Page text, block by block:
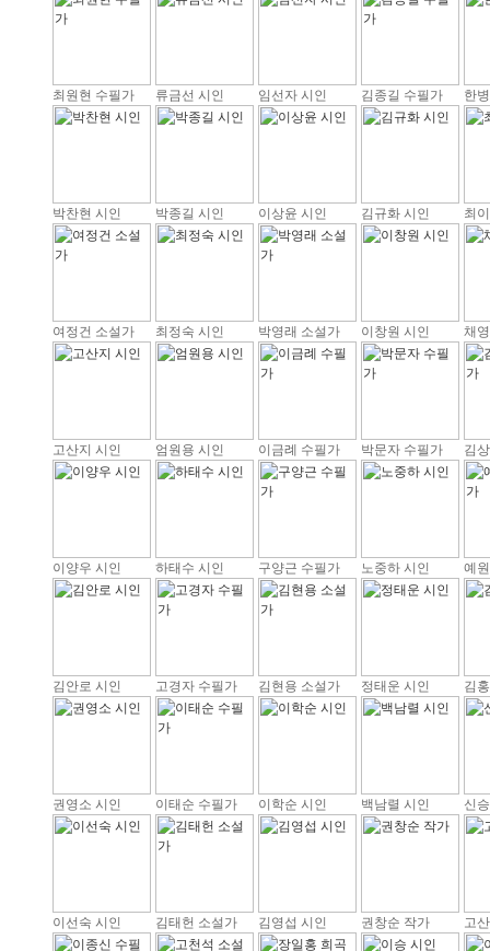
최원현 수필가 류금선 시인 임선자 시인 김종길 수필가 한
박찬현 시인 박종길 시인 이상윤 시인 김규화 시인 최
여정건 소설가 최정숙 시인 박영래 소설가 이창원 시인 채
고산지 시인 엄원용 시인 이금례 수필가 박문자 수필가 김
이양우 시인 하태수 시인 구양근 수필가 노중하 시인 예
김안로 시인 고경자 수필가 김현용 소설가 정태운 시인 김
권영소 시인 이태순 수필가 이학순 시인 백남렬 시인 신
이선숙 시인 김태헌 소설가 김영섭 시인 권창순 작가 고